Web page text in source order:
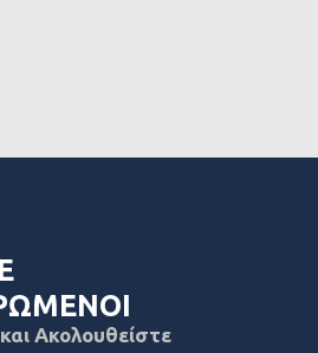
Ακολουθείστε